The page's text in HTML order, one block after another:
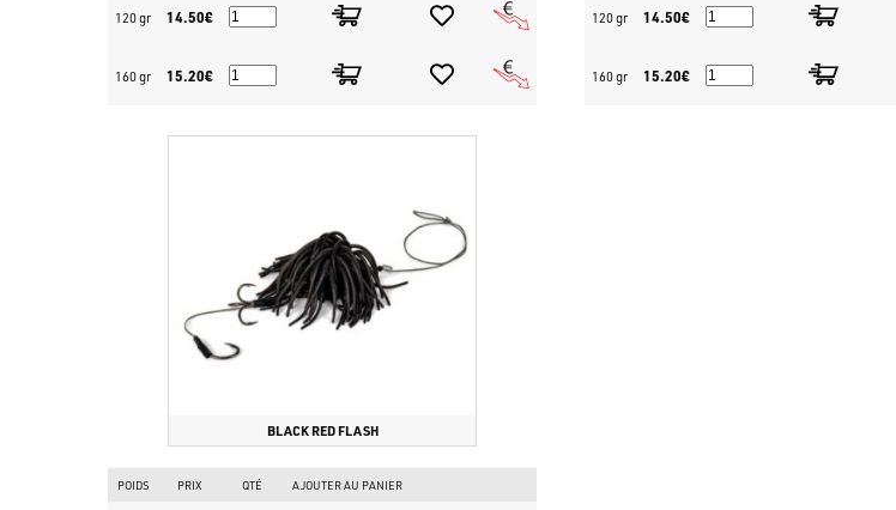
120 gr 14.50€
160 gr 15.20€
120 gr 14.50€
160 gr 15.20€
BLACK RED FLASH
POIDS PRIX QTÉ AJOUTER AU PANIER